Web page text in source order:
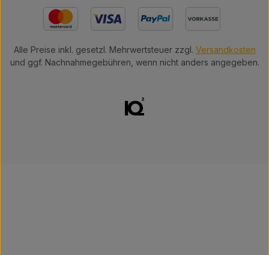
Alle Preise inkl. gesetzl. Mehrwertsteuer zzgl. Versandkosten
und ggf. Nachnahmegebühren, wenn nicht anders angegeben.